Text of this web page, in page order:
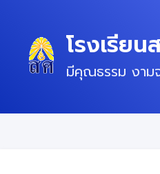
โรงเรีย
มีคุณธรรม งาม